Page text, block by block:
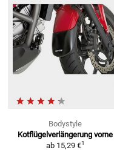
Bodystyle
Kotflügelverlängerung vorne
ab 15,29 €1